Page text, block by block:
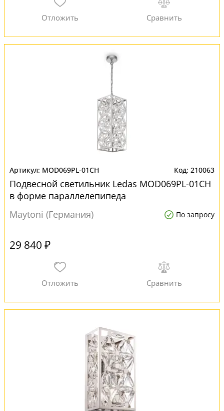
MOD069PL-01CH 210063
Подвесной светильник Ledas MOD069PL-01CH
в форме параллелепипеда
Maytoni (Германия)
По запросу
29 840 ₽